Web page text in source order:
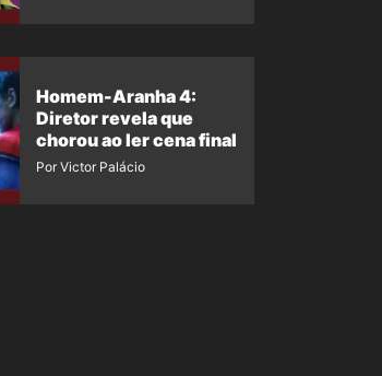
Homem-Aranha 4:
Diretor revela que
chorou ao ler cena final
Por Victor Palácio